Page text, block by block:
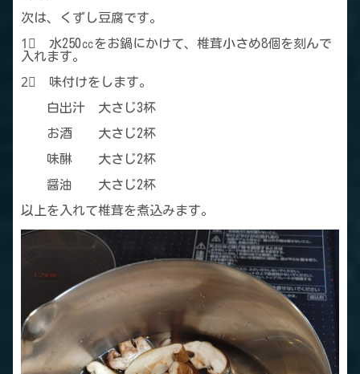
次は、くずし豆腐です。
1⃣ 水250㏄をお鍋にかけて、椎茸小さめ8個を刻んで
入れます。
2⃣ 味付けをします。
白出汁 大さじ3杯
お酒 大さじ2杯
味醂 大さじ2杯
醤油 大さじ2杯
以上を入れて椎茸を煮込みます。